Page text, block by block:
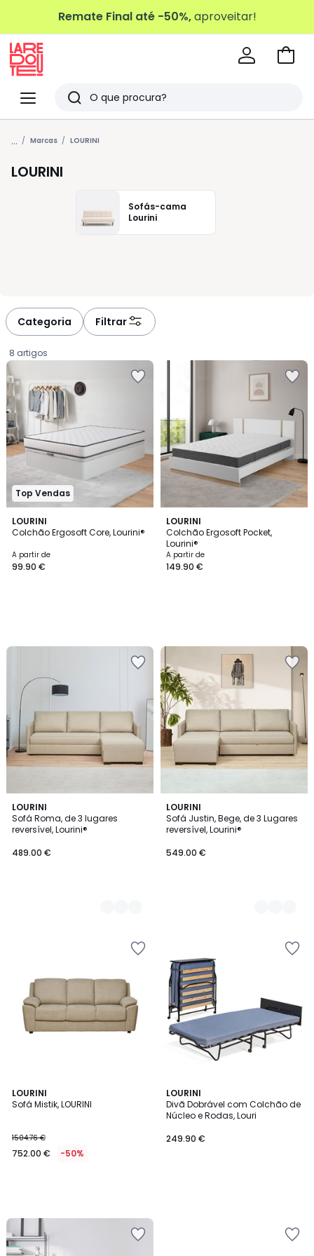
Remate Final até -50%,aproveitar!
Menu
Redoute
Pesquisar
Últimos
artigos
vistos
Ir
... Marcas LOURINI
LOURINI
Sofás-cama
Lourini
Categoria Filtrar
8 artigos
Top Vendas
LOURINI
Colchão Ergosoft Core, Lourini®
Preço
a
A partir de
99.90 €
LOURINI
Colchão Ergosoft Pocket,
Lourini®
A partir de
149.90 €
LOURINI
Sofá Roma, de 3 lugares
reversível, Lourini®
489.00 €
2
Cores
LOURINI
Sofá Justin, Bege, de 3 Lugares
reversível, Lourini®
549.00 €
2
Cores
LOURINI
Sofá Mistik, LOURINI
1504.76 €
752.00 € -50%
LOURINI
Divã Dobrável com Colchão de
Núcleo e Rodas, Louri
249.90 €